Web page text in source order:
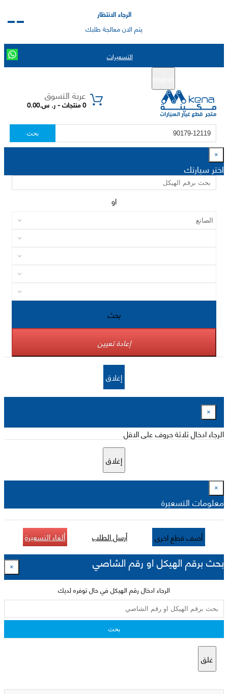
الرجاء الانتظار
يتم الان معالجة طلبك
التسعيرات
عربة التسوق
0 منتجات - ر. س.0.00
بحث
×
اختر سيارتك
او
بحث
إعادة تعيين
إغلاق
×
الرجاء ادخال ثلاثة حروف على الاقل
إغلاق
×
معلومات التسعيرة
أضف قطع اخرى أرسل الطلب ألغاء التسعيرة
بحث برقم الهيكل او رقم الشاصي ×
الرجاء ادخال رقم الهيكل في حال توفره لديك
بحث
غلق